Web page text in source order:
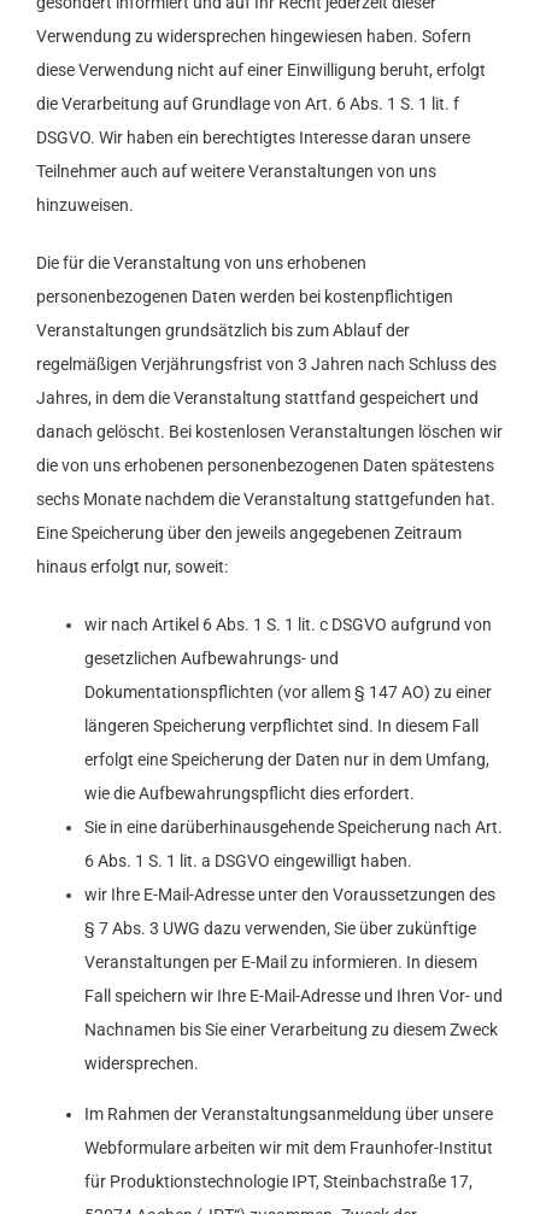
Verwendung zu widersprechen hingewiesen haben. Sofern
diese Verwendung nicht auf einer Einwilligung beruht, erfolgt
die Verarbeitung auf Grundlage von Art. 6 Abs. 1 S. 1 lit. f
DSGVO. Wir haben ein berechtigtes Interesse daran unsere
Teilnehmer auch auf weitere Veranstaltungen von uns
hinzuweisen.
Die für die Veranstaltung von uns erhobenen
personenbezogenen Daten werden bei kostenpflichtigen
Veranstaltungen grundsätzlich bis zum Ablauf der
regelmäßigen Verjährungsfrist von 3 Jahren nach Schluss des
Jahres, in dem die Veranstaltung stattfand gespeichert und
danach gelöscht. Bei kostenlosen Veranstaltungen löschen wir
die von uns erhobenen personenbezogenen Daten spätestens
sechs Monate nachdem die Veranstaltung stattgefunden hat.
Eine Speicherung über den jeweils angegebenen Zeitraum
hinaus erfolgt nur, soweit:
wir nach Artikel 6 Abs. 1 S. 1 lit. c DSGVO aufgrund von
gesetzlichen Aufbewahrungs- und
Dokumentationspflichten (vor allem § 147 AO) zu einer
längeren Speicherung verpflichtet sind. In diesem Fall
erfolgt eine Speicherung der Daten nur in dem Umfang,
wie die Aufbewahrungspflicht dies erfordert.
Sie in eine darüberhinausgehende Speicherung nach Art.
6 Abs. 1 S. 1 lit. a DSGVO eingewilligt haben.
wir Ihre E-Mail-Adresse unter den Voraussetzungen des
§ 7 Abs. 3 UWG dazu verwenden, Sie über zukünftige
Veranstaltungen per E-Mail zu informieren. In diesem
Fall speichern wir Ihre E-Mail-Adresse und Ihren Vor- und
Nachnamen bis Sie einer Verarbeitung zu diesem Zweck
widersprechen.
Im Rahmen der Veranstaltungsanmeldung über unsere
Webformulare arbeiten wir mit dem Fraunhofer-Institut
für Produktionstechnologie IPT, Steinbachstraße 17,